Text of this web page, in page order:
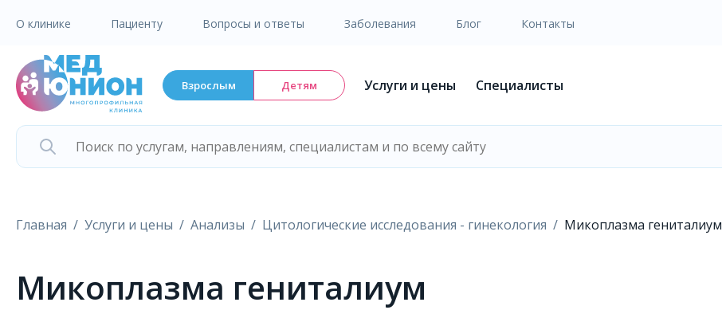
О клинике Пациенту Вопросы и ответы Заболевания Блог Контакты
Взрослым Детям Услуги и цены Специалисты
Главная Услуги и цены Анализы Цитологические исследования - гинекология Микоплазма гениталиум
Микоплазма гениталиум